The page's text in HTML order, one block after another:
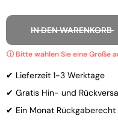
IN DEN WARENKORB
✔ Lieferzeit 1-3 Werktage
✔ Gratis Hin- und
✔ Ein Monat Rückgaberecht